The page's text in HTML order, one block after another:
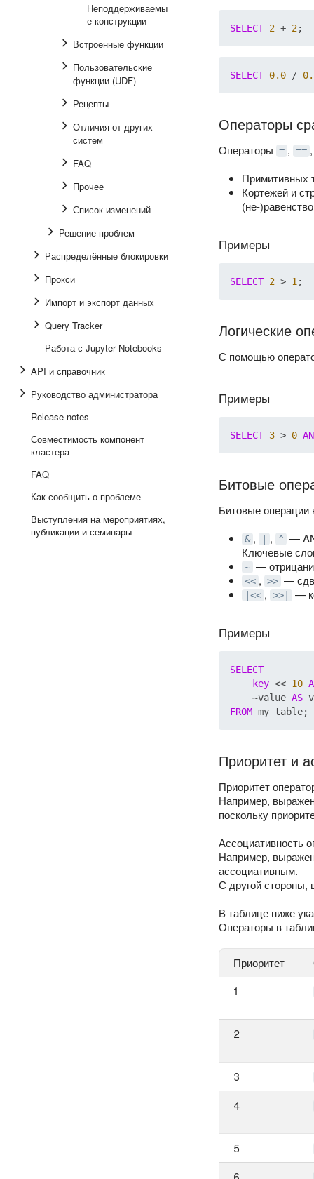
Неподдерживаемы
е конструкции
Встроенные функции
Пользовательские
функции (UDF)
Рецепты
Отличия от других
систем
FAQ
Прочее
Список изменений
Решение проблем
Распределённые блокировки
Прокси
Импорт и экспорт данных
Query Tracker
Работа с Jupyter Notebooks
API и справочник
Руководство администратора
Release notes
Совместимость компонент
кластера
FAQ
Как сообщить о проблеме
Выступления на мероприятиях,
публикации и семинары
SELECT 2 + 2
SELECT 0.0 /
Операторы
Операторы = , ==
Примитивных
Кортежей и
(не-
Примеры
SELECT 2 > 1
Логические
С помощью
Примеры
SELECT 3 > 0
Битовые
Битовые операции
& , , ^ —
Ключевые
~ —
<< , >> —
|<< , >>| —
Примеры
SELECT
key << 10
    ~value
AS
FROM
Приоритет и
Приоритет
Например,
поскольку
Ассоциативность
Например,
ассоциативным.
С другой
В таблице ниже
Операторы в
Приоритет
1
2
3
4
5